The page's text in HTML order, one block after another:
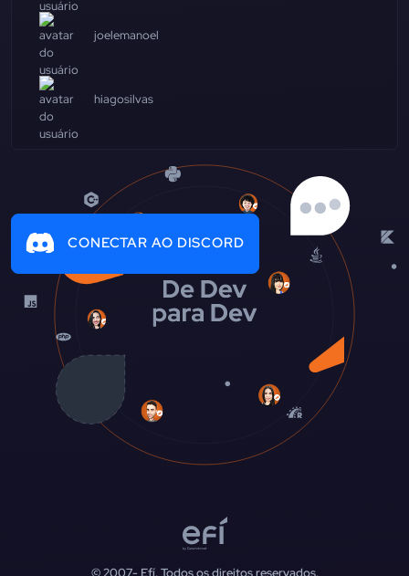
joelemanoel
hiagosilvas
CONECTAR AO DISCORD